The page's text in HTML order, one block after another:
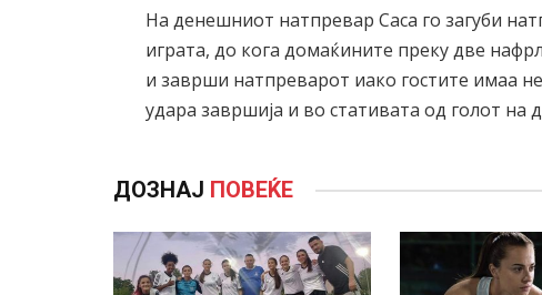
На денешниот натпревар Саса го загуби
играта, до кога домаќините преку две
и заврши натпреварот иако гостите имаа
удара завршија и во стативата од голот на
ДОЗНАЈ ПОВЕЌЕ